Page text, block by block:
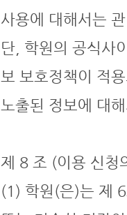
사용에 대해서는
단, 학원의 공식사
보 보호정책이 적
노출된 정보에 대
제 8 조 (이용 신청
(1) 학원(은)는 제